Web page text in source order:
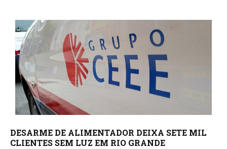
DESARME DE ALIMENTADOR DEIXA SETE MIL
CLIENTES SEM LUZ EM RIO GRANDE